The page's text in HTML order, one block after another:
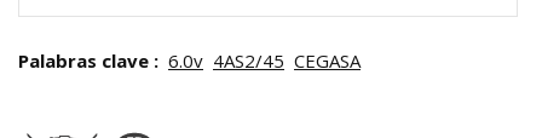
Palabras clave : 6.0v 4AS2/45 CEGASA